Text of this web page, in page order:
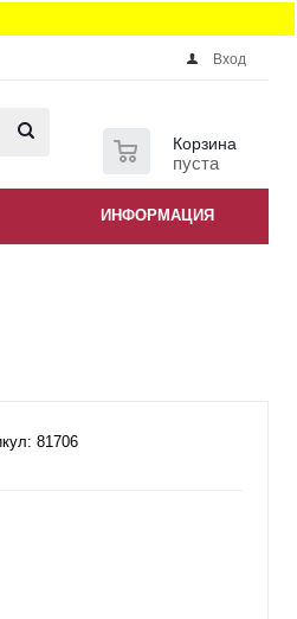
Вход
Корзина
пуста
ИНФОРМАЦИЯ
81706